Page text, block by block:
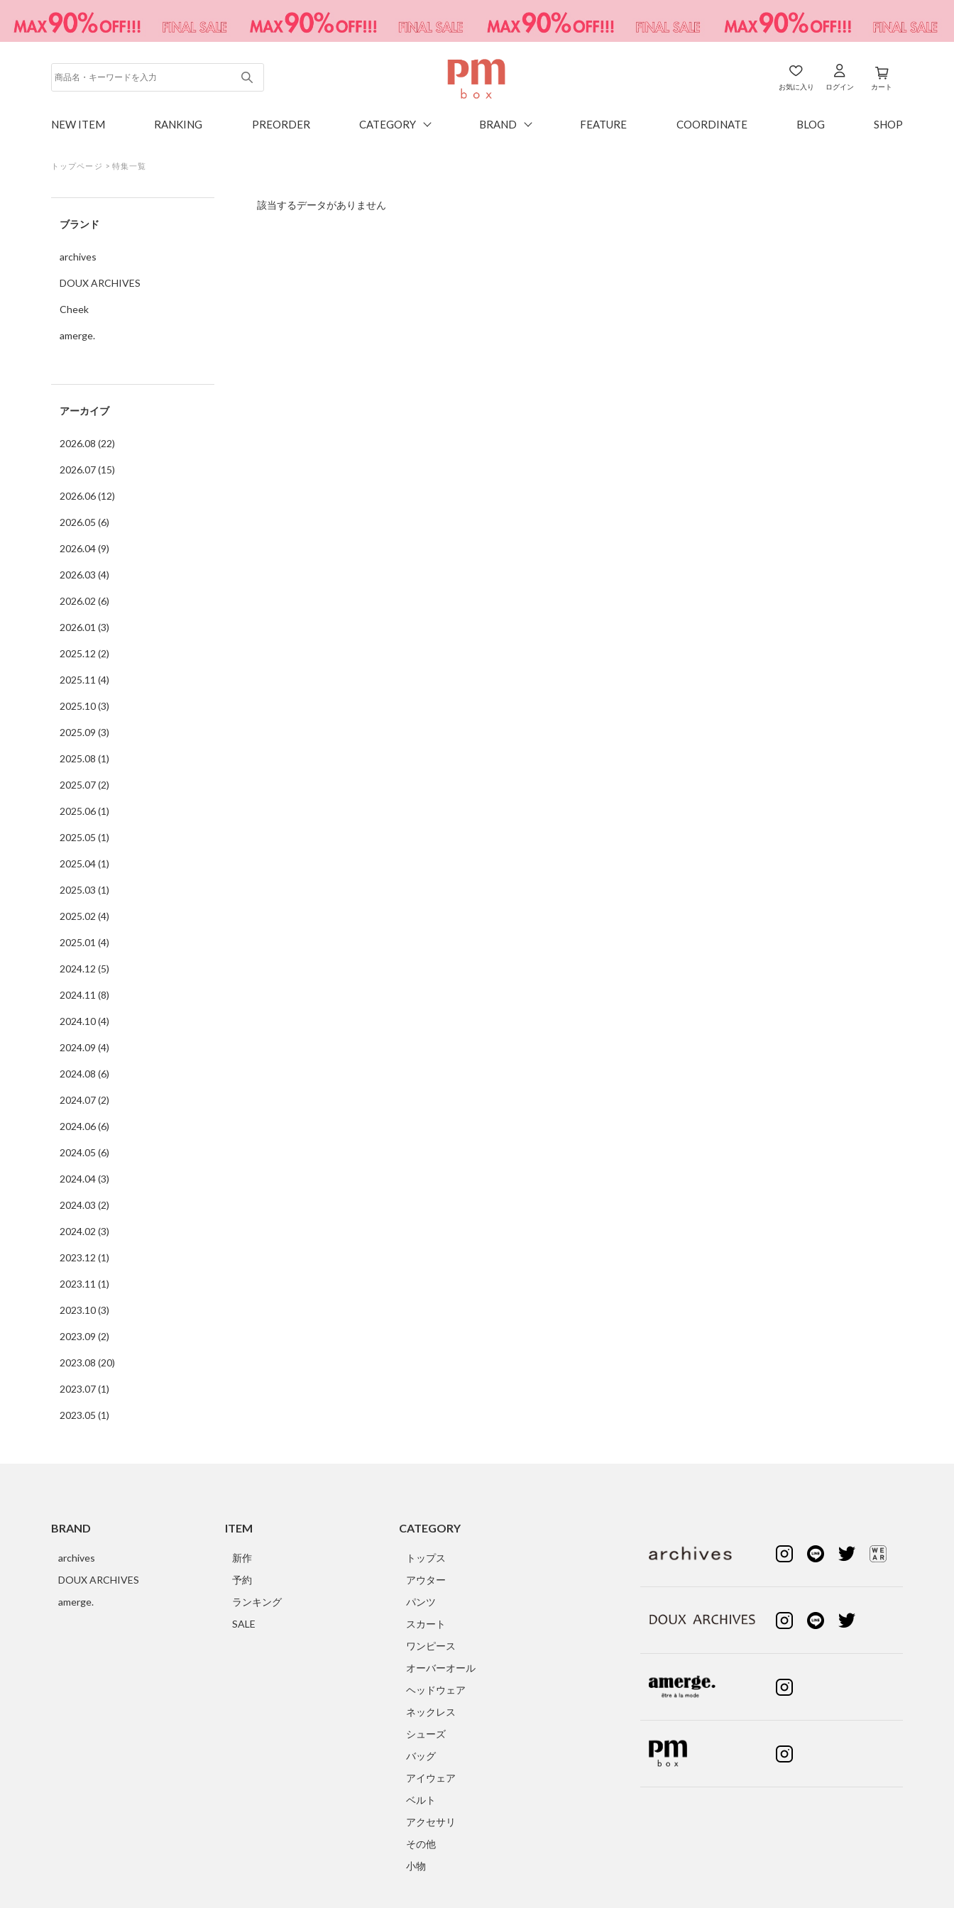
お気に入り ログイン カート
NEW ITEM RANKING PREORDER CATEGORY BRAND FEATURE COORDINATE BLOG SHOP
トップページ > 特集一覧
ブランド
archives
DOUX ARCHIVES
Cheek
amerge.
アーカイブ
2026.08 (22)
2026.07 (15)
2026.06 (12)
2026.05 (6)
2026.04 (9)
2026.03 (4)
2026.02 (6)
2026.01 (3)
2025.12 (2)
2025.11 (4)
2025.10 (3)
2025.09 (3)
2025.08 (1)
2025.07 (2)
2025.06 (1)
2025.05 (1)
2025.04 (1)
2025.03 (1)
2025.02 (4)
2025.01 (4)
2024.12 (5)
2024.11 (8)
2024.10 (4)
2024.09 (4)
2024.08 (6)
2024.07 (2)
2024.06 (6)
2024.05 (6)
2024.04 (3)
2024.03 (2)
2024.02 (3)
2023.12 (1)
2023.11 (1)
2023.10 (3)
2023.09 (2)
2023.08 (20)
2023.07 (1)
2023.05 (1)
該当するデータがありません
BRAND
archives
DOUX ARCHIVES
amerge.
ITEM
新作
予約
ランキング
SALE
CATEGORY
トップス
アウター
パンツ
スカート
ワンピース
オーバーオール
ヘッドウェア
ネックレス
シューズ
バッグ
アイウェア
ベルト
アクセサリ
その他
小物